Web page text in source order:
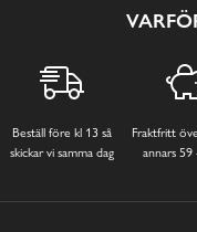
Beställ före kl 13 så
skickar vi samma dag
Fraktfritt
annars 59